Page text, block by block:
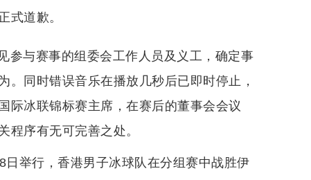
式道歉。
参与赛事的组委会工作人员及义工，确定事
同时错误音乐在播放几秒后已即时停止，
际冰联锦标赛主席，在赛后的董事会会议
程序有无可完善之处。
举行，香港男子冰球队在分组赛中战胜伊